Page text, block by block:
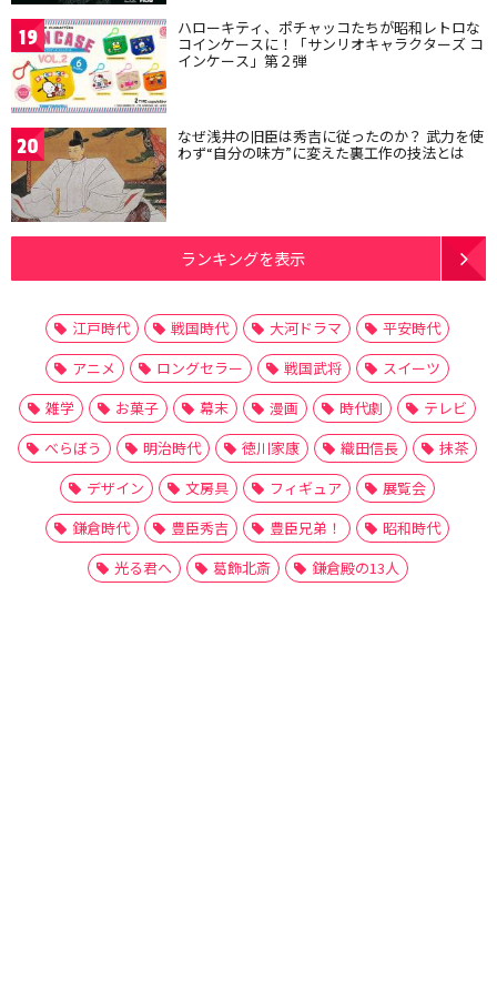
19 ハローキティ、ポチャッコたちが昭和レトロな
コインケースに！「サンリオキャラクターズ コ
インケース」第２弾
20 なぜ浅井の旧臣は秀吉に従ったのか？ 武力を使
わず“自分の味方”に変えた裏工作の技法とは
ランキングを表示
江戸時代 戦国時代 大河ドラマ
平安時代
アニメ
ロングセラー 戦国武将
スイーツ
雑学
お菓子 幕末 漫画 時代劇
テレビ
べらぼう
明治時代 徳川家康 織田信長
抹茶
デザイン
文房具 フィギュア
展覧会
鎌倉時代
豊臣秀吉 豊臣兄弟！
昭和時代
光る君へ
葛飾北斎 鎌倉殿の13人